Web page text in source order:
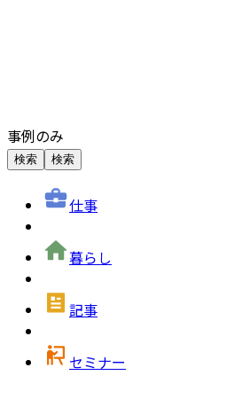
事例のみ
検索 検索
仕事
暮らし
記事
セミナー